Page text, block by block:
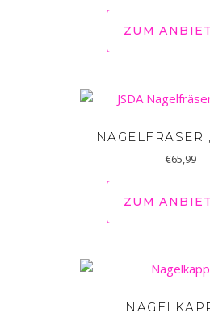
ZUM
NAGELFRÄSER
€65,99
ZUM